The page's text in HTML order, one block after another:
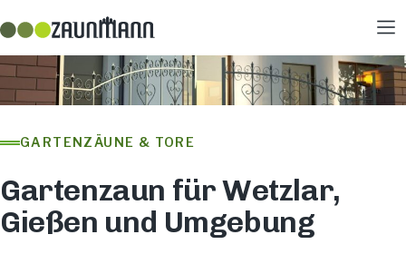
GARTENZÄUNE & TORE
Gartenzaun für Wetzlar,
Gießen und Umgebung